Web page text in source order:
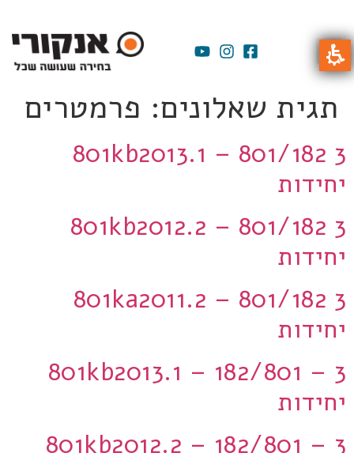
תגית שאלונים: פרמטרים
801kb2013.1 – 801/182 3
יחידות
801kb2012.2 – 801/182 3
יחידות
801ka2011.2 – 801/182 3
יחידות
801kb2013.1 – 182/801 – 3
יחידות
801kb2012.2 – 182/801 – 3